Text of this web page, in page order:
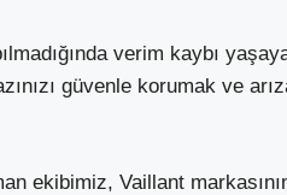
verim kaybı
güvenle korumak ve
ekibimiz, Vaillant